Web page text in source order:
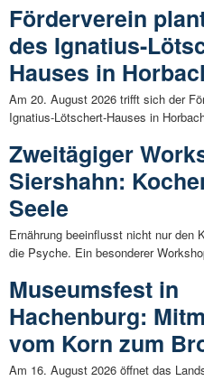
Förderverein
des Ignatius-
Hauses in
Am 20. August 2026 trifft sich der
Ignatius-Lötschert-Hauses in
Zweitägiger
Siershahn:
Seele
Ernährung beeinflusst nicht nur den
die Psyche. Ein besonderer
Museumsfest in
Hachenburg:
vom Korn zum
Am 16. August 2026 öffnet das